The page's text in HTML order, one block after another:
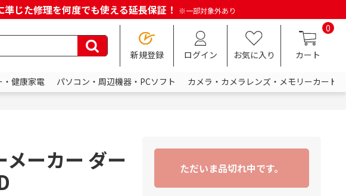
じた修理を何度でも使える延長保証！ ※一部対象外あり
新規登録 ログイン お気に入り
0
カート
・健康家電 パソコン・周辺機器・PCソフト
カメラ・カメラレンズ・メモリーカード
ーカー ダー
ただいま品切れ中です。